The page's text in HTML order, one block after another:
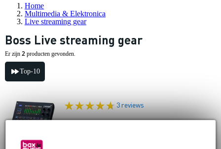
Home
Multimedia & Elektronica
Live streaming gear
Boss Live streaming gear
Er zijn 2 producten gevonden.
Top-10
3 reviews